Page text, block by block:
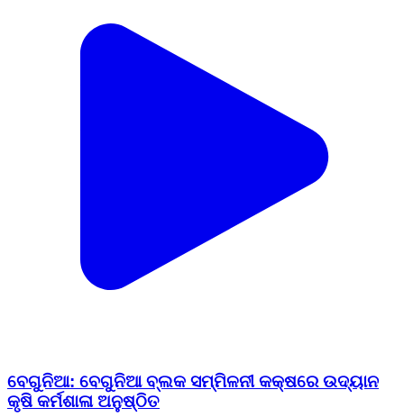
ବେଗୁନିଆ: ବେଗୁନିଆ ବ୍ଲକ ସମ୍ମିଳନୀ କକ୍ଷରେ ଉଦ୍ୟାନ
କୃଷି କର୍ମଶାଳା ଅନୁଷ୍ଠିତ